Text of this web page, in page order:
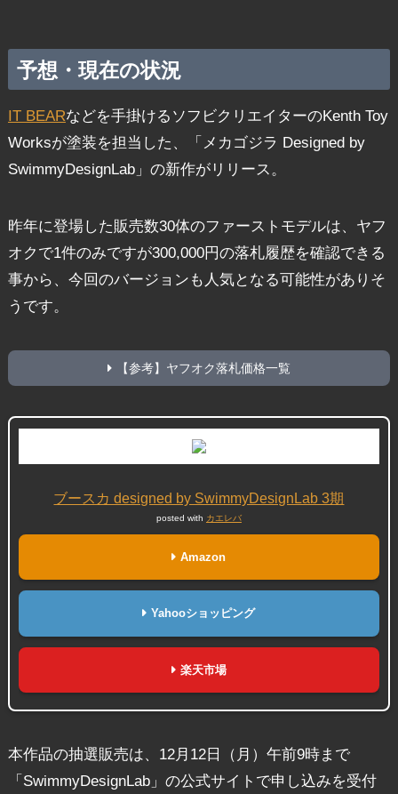
予想・現在の状況
IT BEARなどを手掛けるソフビクリエイターのKenth Toy
Worksが塗装を担当した、「メカゴジラ Designed by
SwimmyDesignLab」の新作がリリース。
昨年に登場した販売数30体のファーストモデルは、ヤフ
オクで1件のみですが300,000円の落札履歴を確認できる
事から、今回のバージョンも人気となる可能性がありそ
うです。
【参考】ヤフオク落札価格一覧
ブースカ designed by SwimmyDesignLab 3期
posted with カエレバ
Amazon
Yahooショッピング
楽天市場
本作品の抽選販売は、12月12日（月）午前9時まで
「SwimmyDesignLab」の公式サイトで申し込みを受付